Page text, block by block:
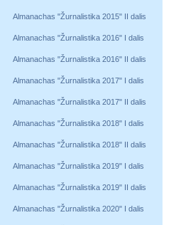
Almanachas "Žurnalistika 2015" II dalis
Almanachas "Žurnalistika 2016" I dalis
Almanachas "Žurnalistika 2016" II dalis
Almanachas "Žurnalistika 2017" I dalis
Almanachas "Žurnalistika 2017" II dalis
Almanachas "Žurnalistika 2018" I dalis
Almanachas "Žurnalistika 2018" II dalis
Almanachas "Žurnalistika 2019" I dalis
Almanachas "Žurnalistika 2019" II dalis
Almanachas "Žurnalistika 2020" I dalis